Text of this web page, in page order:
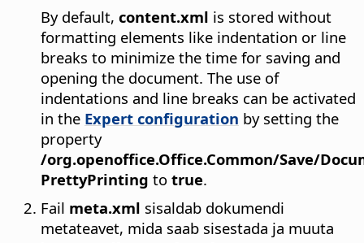
By default, content.xml is stored without
formatting elements like indentation or line
breaks to minimize the time for saving and
opening the document. The use of
indentations and line breaks can be activated
in the Expert configuration by setting the
property
/org.openoffice.Office.Common/Save/
PrettyPrinting to true.
Fail meta.xml sisaldab dokumendi
metateavet, mida saab sisestada ja muuta